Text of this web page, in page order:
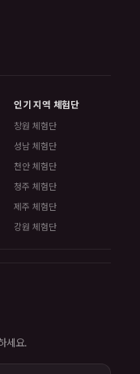
인기 지역 체험단
창원 체험단
성남 체험단
천안 체험단
청주 체험단
제주 체험단
강원 체험단
세요.